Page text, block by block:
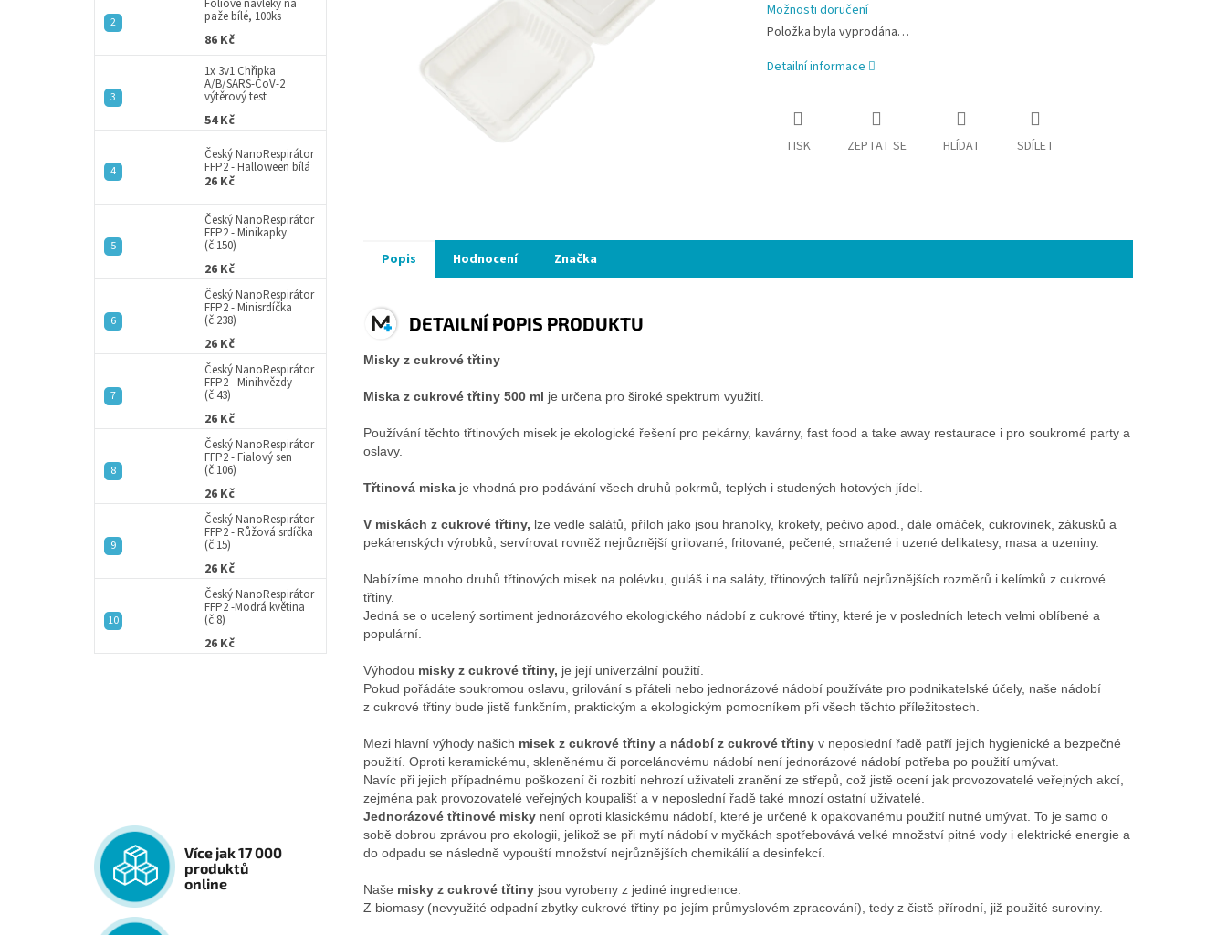
paže bílé, 100ks
86 Kč
1x 3v1 Chřipka
A/B/SARS-CoV-2
výtěrový test
54 Kč
Český NanoRespirátor
FFP2 - Halloween bílá
26 Kč
Český NanoRespirátor
FFP2 - Minikapky
(č.150)
26 Kč
Český NanoRespirátor
FFP2 - Minisrdíčka
(č.238)
26 Kč
Český NanoRespirátor
FFP2 - Minihvězdy
(č.43)
26 Kč
Český NanoRespirátor
FFP2 - Fialový sen
(č.106)
26 Kč
Český NanoRespirátor
FFP2 - Růžová srdíčka
(č.15)
26 Kč
Český NanoRespirátor
FFP2 -Modrá květina
(č.8)
26 Kč
Více jak 17 000
produktů
online
Možnosti doručení
Položka byla vyprodána…
Detailní informace
TISK ZEPTAT SE HLÍDAT SDÍLET
Popis Hodnocení Značka
DETAILNÍ POPIS PRODUKTU
Misky z cukrové třtiny
Miska z cukrové třtiny 500 ml je určena pro široké spektrum využití.
Používání těchto třtinových misek je ekologické řešení pro pekárny, kavárny, fast food a take away restaurace i pro soukromé party a
oslavy.
Třtinová miska je vhodná pro podávání všech druhů pokrmů, teplých i studených hotových jídel.
V miskách z cukrové třtiny, lze vedle salátů, příloh jako jsou hranolky, krokety, pečivo apod., dále omáček, cukrovinek, zákusků a
pekárenských výrobků, servírovat rovněž nejrůznější grilované, fritované, pečené, smažené i uzené delikatesy, masa a uzeniny.
Nabízíme mnoho druhů třtinových misek na polévku, guláš i na saláty, třtinových talířů nejrůznějších rozměrů i kelímků z cukrové
třtiny.
Jedná se o ucelený sortiment jednorázového ekologického nádobí z cukrové třtiny, které je v posledních letech velmi oblíbené a
populární.
Výhodou misky z cukrové třtiny, je její univerzální použití.
Pokud pořádáte soukromou oslavu, grilování s přáteli nebo jednorázové nádobí používáte pro podnikatelské účely, naše nádobí
z cukrové třtiny bude jistě funkčním, praktickým a ekologickým pomocníkem při všech těchto příležitostech.
Mezi hlavní výhody našich misek z cukrové třtiny a nádobí z cukrové třtiny v neposlední řadě patří jejich hygienické a bezpečné
použití. Oproti keramickému, skleněnému či porcelánovému nádobí není jednorázové nádobí potřeba po použití umývat.
Navíc při jejich případnému poškození či rozbití nehrozí uživateli zranění ze střepů, což jistě ocení jak provozovatelé veřejných akcí,
zejména pak provozovatelé veřejných koupališť a v neposlední řadě také mnozí ostatní uživatelé.
Jednorázové třtinové misky není oproti klasickému nádobí, které je určené k opakovanému použití nutné umývat. To je samo o
sobě dobrou zprávou pro ekologii, jelikož se při mytí nádobí v myčkách spotřebovává velké množství pitné vody i elektrické energie a
do odpadu se následně vypouští množství nejrůznějších chemikálií a desinfekcí.
Naše misky z cukrové třtiny jsou vyrobeny z jediné ingredience.
Z biomasy (nevyužité odpadní zbytky cukrové třtiny po jejím průmyslovém zpracování), tedy z čistě přírodní, již použité suroviny.